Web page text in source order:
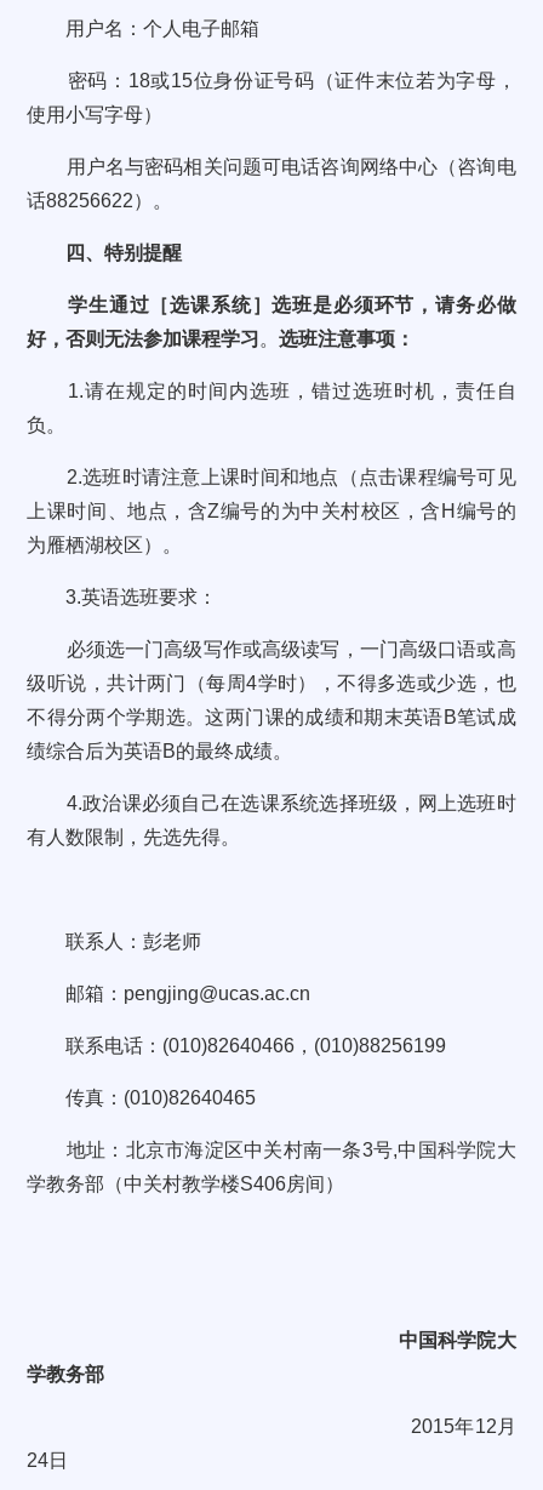
用户名：个人电子邮箱
密码： 18或15位身份证号码（证件末位若为字母，
使用小写字母）
用户名与密码相关问题可电话咨询网络中心（咨询电
话88256622）。
四、特别提醒
学生通过［选课系统］选班是必须环节，请务必做
好，否则无法参加课程学习 。选班注意事项：
1.请在规定的时间内选班，错过选班时机，责任自
负。
2.选班时请注意上课时间和地点（点击课程编号可见
上课时间、地点，含Z编号的为中关村校区，含 H 编号的
为雁栖湖校区）。
3.英语选班要求：
必须选一门高级写作或高级读写，一门高级口语或高
级听说，共计两门（每周4学时），不得多选或少选，也
不得分两个学期选。这两门课的成绩和期末英语B笔试成
绩综合后为英语B的最终成绩。
4.政治课必须自己在选课系统选择班级，网上选班时
有人数限制，先选先得。
联系人：彭老师
邮箱： pengjing@ucas.ac.cn
联系电话： (010)82640466 ， (010)88256199
传真： (010)82640465
地址：北京市海淀区中关村南一条3号,中国科学院大
学教务部（中关村教学楼S406房间）
中国科学院大
学教务部
2015年12 月
24日